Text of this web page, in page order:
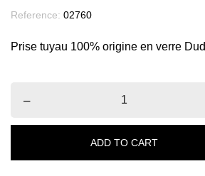
Reference: 02760
Prise tuyau 100% origine en verre Dud
–
ADD TO CART